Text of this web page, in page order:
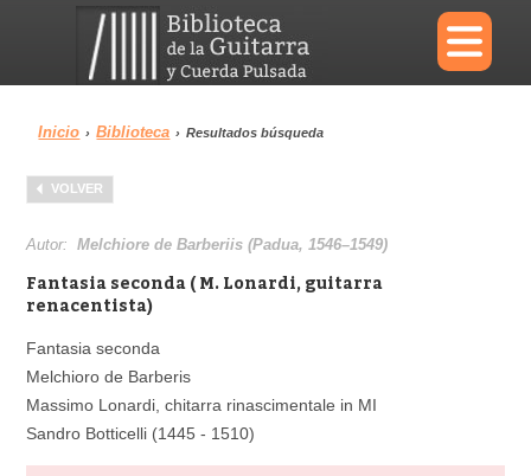
×
Menu
Biblioteca Diccionario
Inicio › Biblioteca › Resultados búsqueda
VOLVER
Autor:Melchiore de Barberiis (Padua, 1546–1549)
Fantasia seconda ( M. Lonardi, guitarra
renacentista)
Fantasia seconda
Melchioro de Barberis
Massimo Lonardi, chitarra rinascimentale in MI
Sandro Botticelli (1445 - 1510)